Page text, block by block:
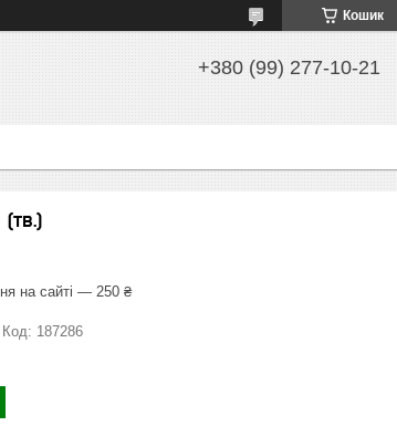
Кошик
+380 (99) 277-10-21
(тв.)
на сайті — 250 ₴
Код: 187286